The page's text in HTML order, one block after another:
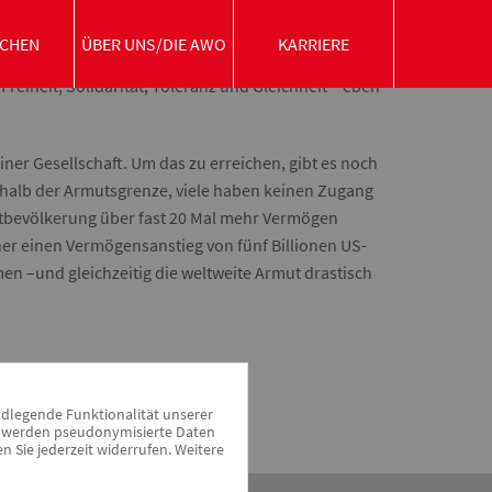
übernommen. So ist es auch nicht
Solidarität, Toleranz und Gleichheit – eben
Gesellschaft. Um das zu erreichen, gibt es noch
der Armutsgrenze, viele haben keinen Zugang
über fast 20 Mal mehr Vermögen
einen Vermögensanstieg von fünf Billionen US-
–und gleichzeitig die weltweite Armut drastisch
ÜBER UNS/DIE AWO KARRIERE
Funktionalität unserer
pseudonymisierte Daten
Sie jederzeit widerrufen. Weitere